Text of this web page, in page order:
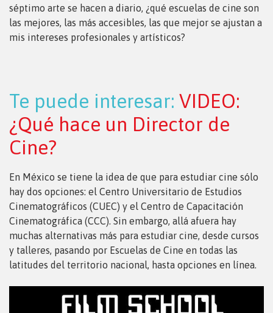
séptimo arte se hacen a diario, ¿qué escuelas de cine son
las mejores, las más accesibles, las que mejor se ajustan a
mis intereses profesionales y artísticos?
Te puede interesar: VIDEO:
¿Qué hace un Director de
Cine?
En México se tiene la idea de que para estudiar cine sólo
hay dos opciones: el Centro Universitario de Estudios
Cinematográficos (CUEC) y el Centro de Capacitación
Cinematográfica (CCC). Sin embargo, allá afuera hay
muchas alternativas más para estudiar cine, desde cursos
y talleres, pasando por Escuelas de Cine en todas las
latitudes del territorio nacional, hasta opciones en línea.